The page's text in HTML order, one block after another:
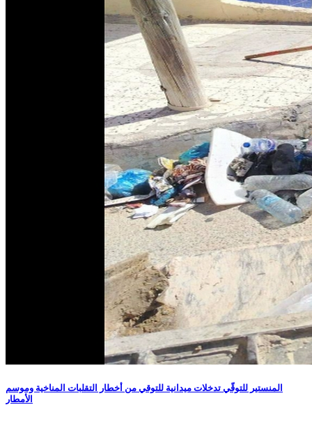
المنستير للتوقّي تدخلات ميدانية للتوقي من أخطار التقلبات المناخية وموسم
الأمطار